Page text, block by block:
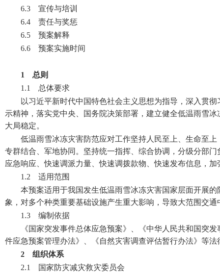
6.3 宣传与培训
6.4 责任与奖惩
6.5 预案解释
6.6 预案实施时间
1 总则
1.1 总体要求
以习近平新时代中国特色社会主义思想为指导，深入贯
示精神，落实党中央、国务院决策部署，建立健全低温雨雪
大局稳定。
低温雨雪冰冻灾害防范应对工作坚持人民至上、生命至
专群结合、军地协同。坚持统一指挥、综合协调，分级分部
应急响应、快速调派力量、快速调拨款物、快速发布信息，
1.2 适用范围
本预案适用于我国发生低温雨雪冰冻灾害国家层面开展
象，对多个种类重要基础设施产生重大影响，导致大范围交
1.3 编制依据
《国家突发事件总体应急预案》、《中华人民共和国突
件应急预案管理办法》、《自然灾害调查评估暂行办法》等法
2 组织体系
2.1 国家防灾减灾救灾委员会